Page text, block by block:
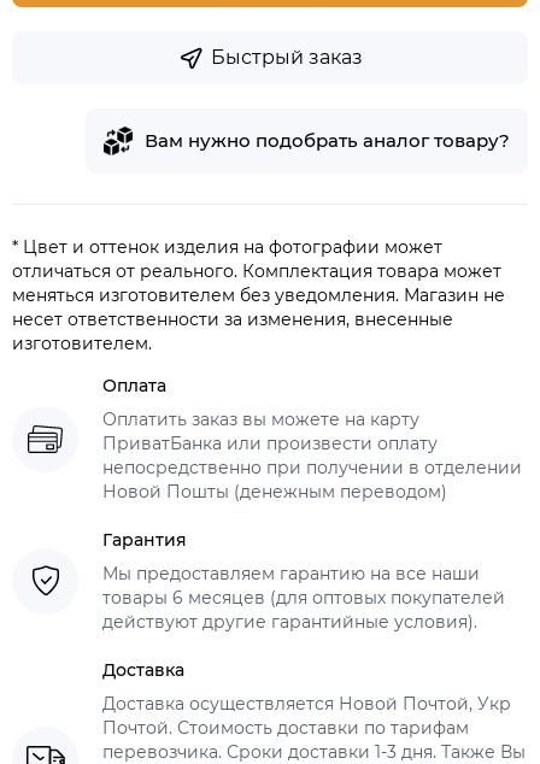
Быстрый заказ
Вам нужно подобрать аналог товару?
* Цвет и оттенок изделия на фотографии может
отличаться от реального. Комплектация товара может
меняться изготовителем без уведомления. Магазин не
несет ответственности за изменения, внесенные
изготовителем.
Оплата
Оплатить заказ вы можете на карту
ПриватБанка или произвести оплату
непосредственно при получении в отделении
Новой Пошты (денежным переводом)
Гарантия
Мы предоставляем гарантию на все наши
товары 6 месяцев (для оптовых покупателей
действуют другие гарантийные условия).
Доставка
Доставка осуществляется Новой Почтой, Укр
Почтой. Стоимость доставки по тарифам
перевозчика. Сроки доставки 1-3 дня. Также Вы